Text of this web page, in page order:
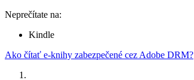
Neprečítate na:
Kindle
Ako čítať e-knihy zabezpečené cez Adobe DRM?